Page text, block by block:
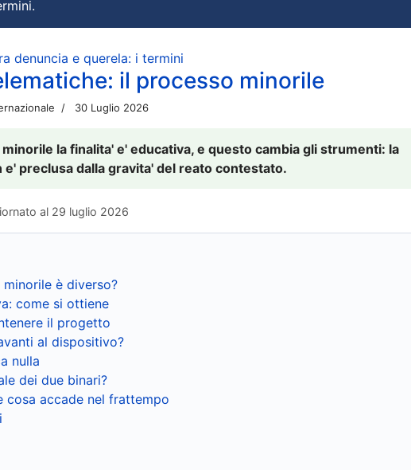
denuncia e querela: i termini
il processo minorile
30 Luglio 2026
la finalita' e' educativa, e questo cambia gli strumenti: la
e' preclusa dalla gravita' del reato contestato.
al 29 luglio 2026
è diverso?
come si ottiene
il progetto
al dispositivo?
nulla
dei due binari?
cosa accade nel frattempo